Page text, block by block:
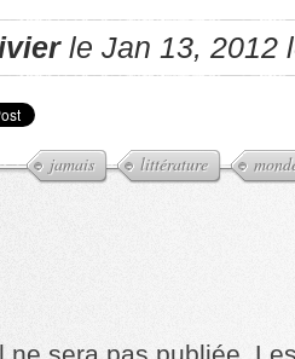
le Jan 13, 2012
jamais littérature